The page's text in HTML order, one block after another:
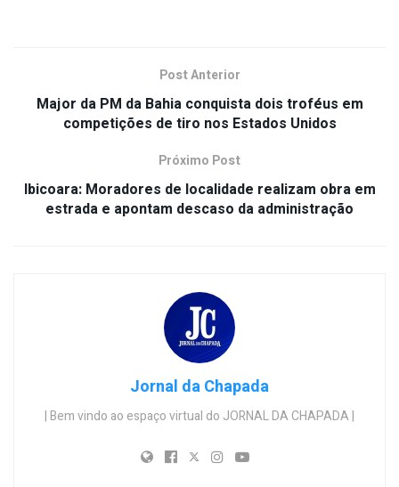
Post Anterior
Major da PM da Bahia conquista dois troféus em
competições de tiro nos Estados Unidos
Próximo Post
Ibicoara: Moradores de localidade realizam obra em
estrada e apontam descaso da administração
Jornal da Chapada
| Bem vindo ao espaço virtual do JORNAL DA CHAPADA |